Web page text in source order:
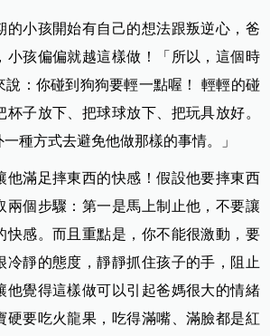
的小孩開始有自己的想法跟叛逆心，爸
小孩偏偏就越這樣做！「所以，這個時
說：你碰到狗狗要輕一點喔！ 輕輕的碰
杯子放下、把球球放下、把玩具放好。
種方式去避免他做那樣的事情。」
他滿足摔東西的快感！假設他要摔東西
兩個步驟：第一是馬上制止他，不要讓
快感。而且重點是，你不能很激動，要
冷靜的態度，靜靜抓住孩子的手，阻止
他覺得這樣做可以引起爸媽很大的情緒
硬要吃火龍果，吃得滿嘴、滿臉都是紅